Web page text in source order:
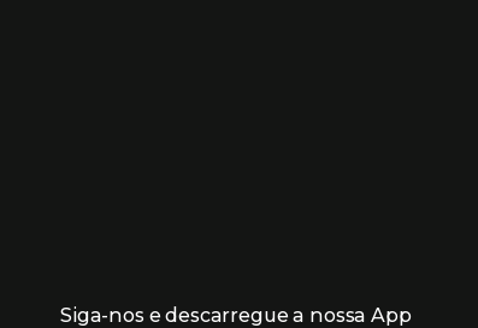
Siga-nos e descarregue a nossa App